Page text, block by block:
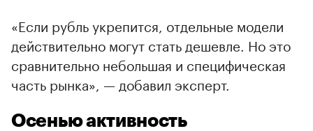
«Если рубль укрепится, отдельные модели
действительно могут стать дешевле. Но это
сравнительно небольшая и специфическая
часть рынка», — добавил эксперт.
Осенью активность